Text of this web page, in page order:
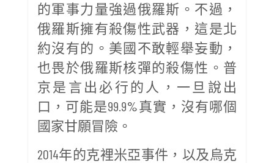
的軍事力量強過俄羅斯。不過，
俄羅斯擁有殺傷性武器，這是北
約沒有的。美國不敢輕舉妄動，
也畏於俄羅斯核彈的殺傷性。普
京是言出必行的人，一旦說出
口，可能是99.9%真實，沒有哪個
國家甘願冒險。
2014年的克裡米亞事件，以及烏克